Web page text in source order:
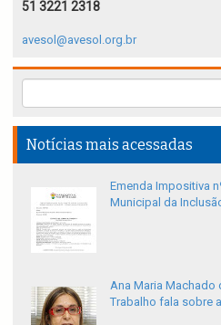
51 3221 2318
avesol@avesol.org.br
Notícias mais acessadas
Emenda Impositiva
Municipal da
Ana Maria Machado
Trabalho fala sobre